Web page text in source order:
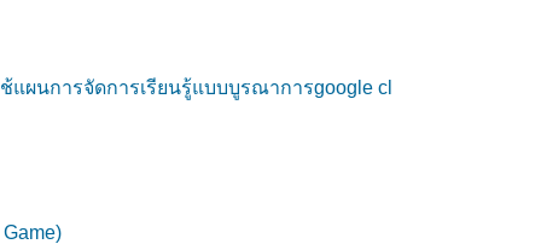
ผนการจัดการเรียนรู้แบบบูรณาการgoogle cl